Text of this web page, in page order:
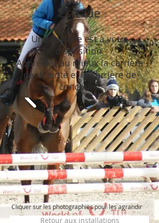
Estrade
Une estrade est à votre
disposition.
Appréciez au mieux la carrière
de détente et la carrière de
concours.
Cliquer sur les photographies pour les agrandir
Retour aux installations